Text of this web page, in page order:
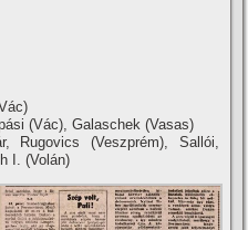
(Vác), Galaschek (Vasas)
Rugovics (Veszprém), Sallói,
I. (Volán)